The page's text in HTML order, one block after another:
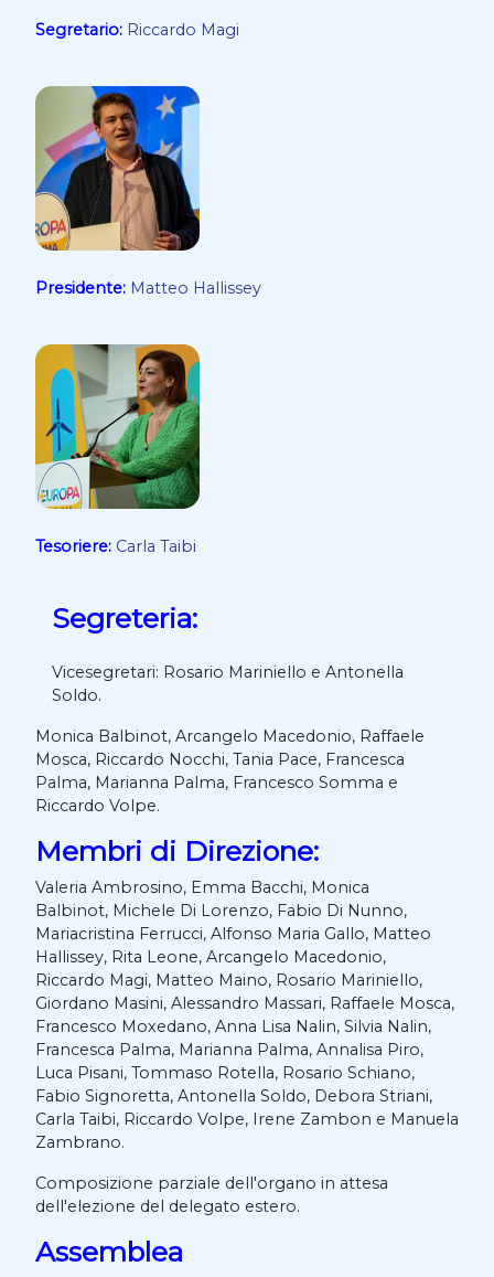
Segretario: Riccardo Magi
Presidente: Matteo Hallissey
Tesoriere: Carla Taibi
Segreteria:
Vicesegretari: Rosario Mariniello e Antonella
Soldo.
Monica Balbinot, Arcangelo Macedonio, Raffaele
Mosca, Riccardo Nocchi, Tania Pace, Francesca
Palma, Marianna Palma, Francesco Somma e
Riccardo Volpe.
Membri di Direzione:
Valeria Ambrosino, Emma Bacchi, Monica
Balbinot, Michele Di Lorenzo, Fabio Di Nunno,
Mariacristina Ferrucci, Alfonso Maria Gallo, Matteo
Hallissey, Rita Leone, Arcangelo Macedonio,
Riccardo Magi, Matteo Maino, Rosario Mariniello,
Giordano Masini, Alessandro Massari, Raffaele Mosca,
Francesco Moxedano, Anna Lisa Nalin, Silvia Nalin,
Francesca Palma, Marianna Palma, Annalisa Piro,
Luca Pisani, Tommaso Rotella, Rosario Schiano,
Fabio Signoretta, Antonella Soldo, Debora Striani,
Carla Taibi, Riccardo Volpe, Irene Zambon e Manuela
Zambrano.
Composizione parziale dell'organo in attesa
dell'elezione del delegato estero.
Assemblea